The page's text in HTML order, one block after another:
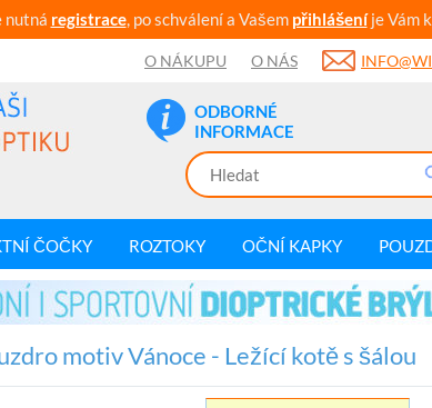
nutná registrace, po schválení a Vašem přihlášeníje Vám
O NÁKUPU O NÁS
ODBORNÉ
INFORMACE
ČOČKY ROZTOKY OČNÍ KAPKY
motiv Vánoce - Ležící kotě s šálou